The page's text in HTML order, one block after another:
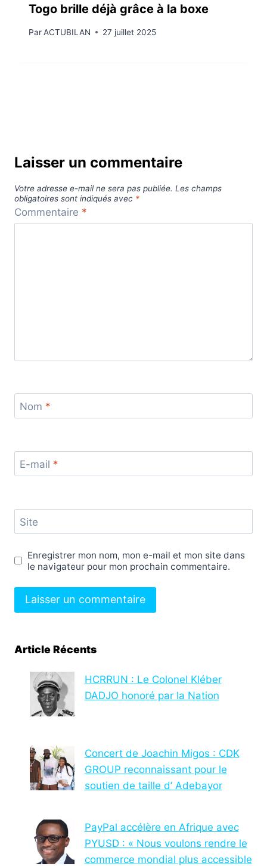
Togo brille déjà grâce à la boxe
ParACTUBILAN 27 juillet 2025
Laisser un commentaire
Votre adresse e-mail ne sera pas publiée. Les champs
obligatoires sont indiqués avec *
Commentaire *
Nom *
E-mail *
Site
Enregistrer mon nom, mon e-mail et mon site dans
le navigateur pour mon prochain commentaire.
Article Récents
HCRRUN : Le Colonel Kléber
DADJO honoré par la Nation
Concert de Joachin Migos : CDK
GROUP reconnaissant pour le
soutien de taille d’ Adebayor
PayPal accélère en Afrique avec
PYUSD : « Nous voulons rendre le
commerce mondial plus accessible